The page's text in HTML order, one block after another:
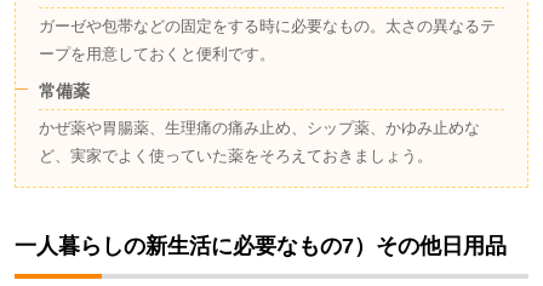
ガーゼや包帯などの固定をする時に必要なもの。太さの異なるテ
ープを用意しておくと便利です。
常備薬
かぜ薬や胃腸薬、生理痛の痛み止め、シップ薬、かゆみ止めな
ど、実家でよく使っていた薬をそろえておきましょう。
一人暮らしの新生活に必要なもの7）その他日用品